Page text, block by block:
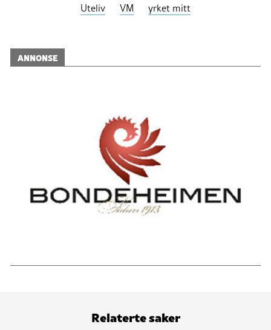
Uteliv
VM yrket mitt
ANNONSE
Relaterte saker